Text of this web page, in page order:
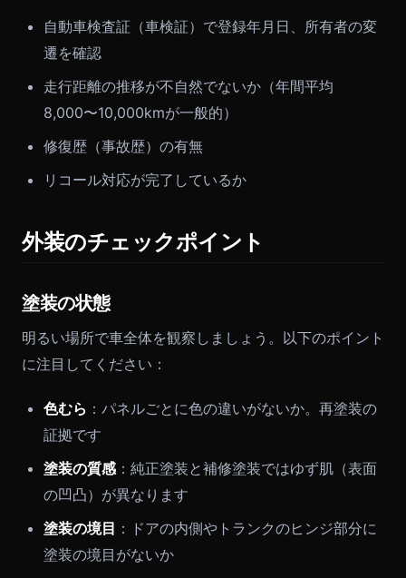
自動車検査証（車検証）で登録年月日、所有者の変
遷を確認
走行距離の推移が不自然でないか（年間平均
8,000〜10,000kmが一般的）
修復歴（事故歴）の有無
リコール対応が完了しているか
外装のチェックポイント
塗装の状態
明るい場所で車全体を観察しましょう。以下のポイント
に注目してください：
色むら ：パネルごとに色の違いがないか。再塗装の
証拠です
塗装の質感：純正塗装と補修塗装ではゆず肌（表面
の凹凸）が異なります
塗装の境目 ：ドアの内側やトランクのヒンジ部分に
塗装の境目がないか